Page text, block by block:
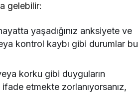
gelebilir:
yaşadığınız anksiyete ve
kontrol kaybı gibi durumlar bu
korku gibi duyguların
etmekte zorlanıyorsanız,